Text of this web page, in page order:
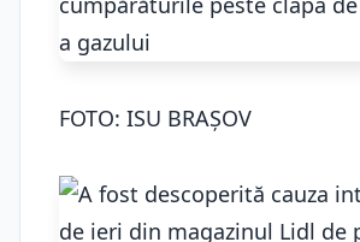
FOTO: ISU BRAȘOV